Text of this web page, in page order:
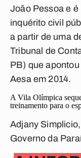
João Pessoa e
inquérito civil
a partir de uma
Tribunal de
PB) que
Aesa em 2014.
A Vila Olímpica
treinamento para o
Adjany
Governo da